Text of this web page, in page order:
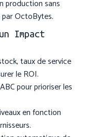
production sans
OctoBytes.
Impact
taux de service
le ROI.
pour prioriser les
en fonction